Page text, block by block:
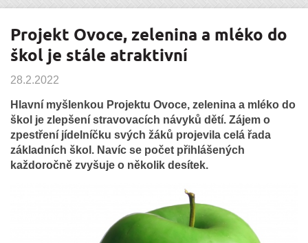
Projekt Ovoce, zelenina a mléko do
škol je stále atraktivní
28.2.2022
Hlavní myšlenkou Projektu Ovoce, zelenina a mléko do
škol je zlepšení stravovacích návyků dětí. Zájem o
zpestření jídelníčku svých žáků projevila celá řada
základních škol. Navíc se počet přihlášených
každoročně zvyšuje o několik desítek.